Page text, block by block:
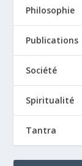
Philosophie
Publications
Société
Spiritualité
Tantra